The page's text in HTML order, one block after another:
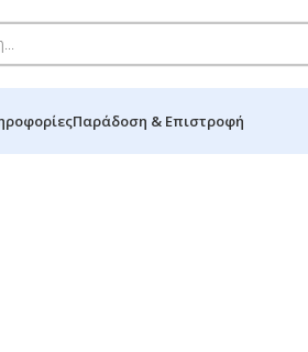
Παράδοση & Επιστροφή